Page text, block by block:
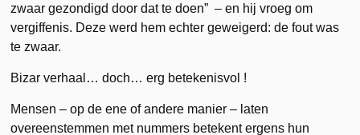
zwaar gezondigd door dat te doen” – en hij vroeg om
vergiffenis. Deze werd hem echter geweigerd: de fout was
te zwaar.
Bizar verhaal… doch… erg betekenisvol !
Mensen – op de ene of andere manier – laten
overeenstemmen met nummers betekent ergens hun